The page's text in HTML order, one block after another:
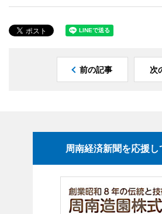
前の記事 次
周南経済新聞を応援